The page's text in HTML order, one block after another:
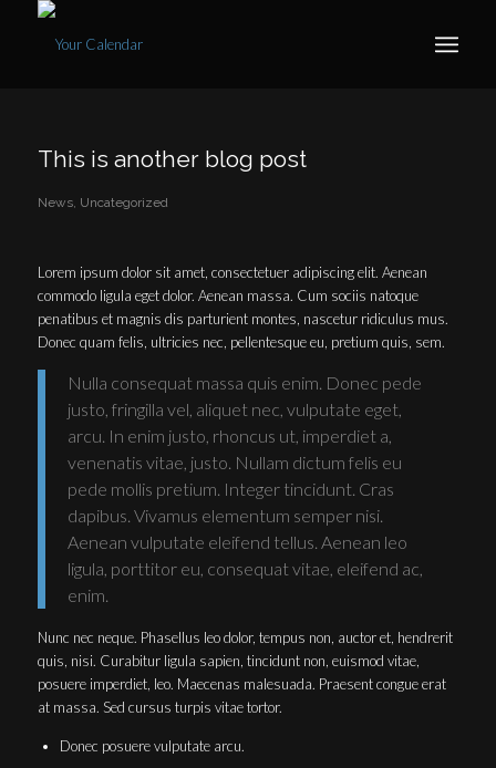
This is another blog post
News, Uncategorized
Lorem ipsum dolor sit amet, consectetuer adipiscing elit. Aenean
commodo ligula eget dolor. Aenean massa. Cum sociis natoque
penatibus et magnis dis parturient montes, nascetur ridiculus mus.
Donec quam felis, ultricies nec, pellentesque eu, pretium quis, sem.
Nulla consequat massa quis enim. Donec pede
justo, fringilla vel, aliquet nec, vulputate eget,
arcu. In enim justo, rhoncus ut, imperdiet a,
venenatis vitae, justo. Nullam dictum felis eu
pede mollis pretium. Integer tincidunt. Cras
dapibus. Vivamus elementum semper nisi.
Aenean vulputate eleifend tellus. Aenean leo
ligula, porttitor eu, consequat vitae, eleifend ac,
enim.
Nunc nec neque. Phasellus leo dolor, tempus non, auctor et, hendrerit
quis, nisi. Curabitur ligula sapien, tincidunt non, euismod vitae,
posuere imperdiet, leo. Maecenas malesuada. Praesent congue erat
at massa. Sed cursus turpis vitae tortor.
Donec posuere vulputate arcu.